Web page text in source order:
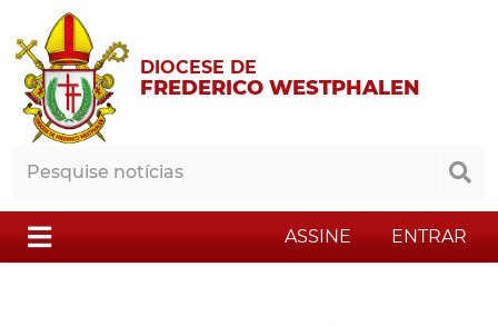
DIOCESE DE
FREDERICO WESTPHALEN
ASSINE ENTRAR